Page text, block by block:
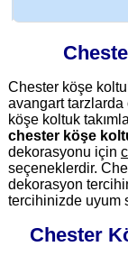
Chester köşe
avangart tarzlarda
köşe koltuk
chester köşe
dekorasyonu için
seçeneklerdir.
dekorasyon
tercihinizde uyum
Chester